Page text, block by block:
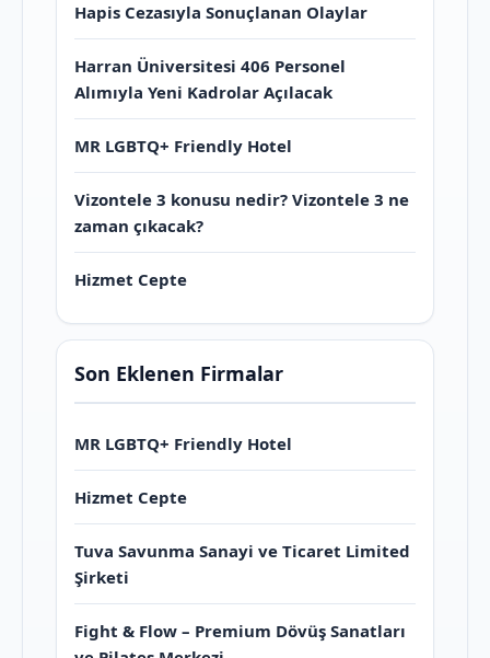
Hapis Cezasıyla Sonuçlanan Olaylar
Harran Üniversitesi 406 Personel
Alımıyla Yeni Kadrolar Açılacak
MR LGBTQ+ Friendly Hotel
Vizontele 3 konusu nedir? Vizontele 3 ne
zaman çıkacak?
Hizmet Cepte
Son Eklenen Firmalar
MR LGBTQ+ Friendly Hotel
Hizmet Cepte
Tuva Savunma Sanayi ve Ticaret Limited
Şirketi
Fight & Flow – Premium Dövüş Sanatları